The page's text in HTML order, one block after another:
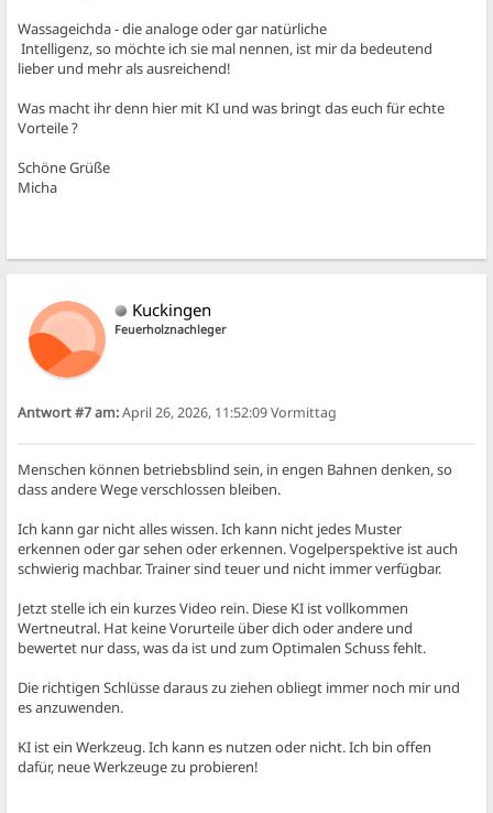
Wassageichda - die analoge oder gar natürliche
Intelligenz, so möchte ich sie mal nennen, ist mir da bedeutend
lieber und mehr als ausreichend!
Was macht ihr denn hier mit KI und was bringt das euch für echte
Vorteile ?
Schöne Grüße
Micha
Kuckingen
Feuerholznachleger
Antwort #7 am:April 26, 2026, 11:52:09 Vormittag
Menschen können betriebsblind sein, in engen Bahnen denken, so
dass andere Wege verschlossen bleiben.
Ich kann gar nicht alles wissen. Ich kann nicht jedes Muster
erkennen oder gar sehen oder erkennen. Vogelperspektive ist auch
schwierig machbar. Trainer sind teuer und nicht immer verfügbar.
Jetzt stelle ich ein kurzes Video rein. Diese KI ist vollkommen
Wertneutral. Hat keine Vorurteile über dich oder andere und
bewertet nur dass, was da ist und zum Optimalen Schuss fehlt.
Die richtigen Schlüsse daraus zu ziehen obliegt immer noch mir und
es anzuwenden.
KI ist ein Werkzeug. Ich kann es nutzen oder nicht. Ich bin offen
dafür, neue Werkzeuge zu probieren!